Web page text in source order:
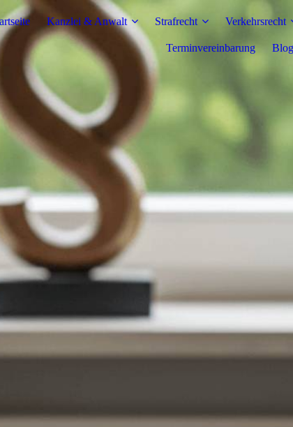
Kanzlei & Anwalt Strafrecht Verkehrsrecht
Terminvereinbarung Blog